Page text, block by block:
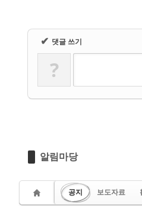
✔ 댓글 쓰기
?
알림마당
공지 보도자료